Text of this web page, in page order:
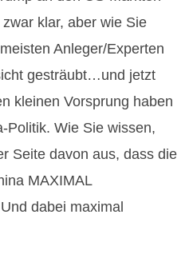
klar, aber wie Sie
Anleger/Experten
gesträubt…und jetzt
kleinen Vorsprung haben
Politik. Wie Sie wissen,
Seite davon aus, dass die
MAXIMAL
dabei maximal